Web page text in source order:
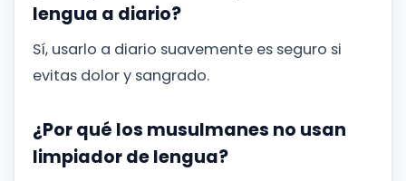
lengua a diario?
Sí, usarlo a diario suavemente es seguro si
evitas dolor y sangrado.
¿Por qué los musulmanes no usan
limpiador de lengua?